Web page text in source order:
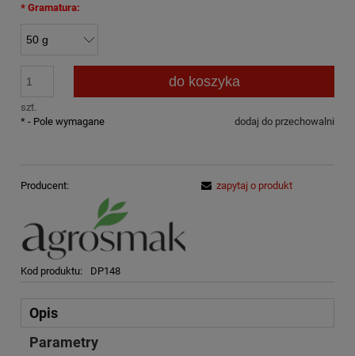
* Gramatura:
szt.
do koszyka
dodaj do przechowalni
* - Pole wymagane
Producent:
Kod produktu: DP148
zapytaj o produkt
Opis
Parametry